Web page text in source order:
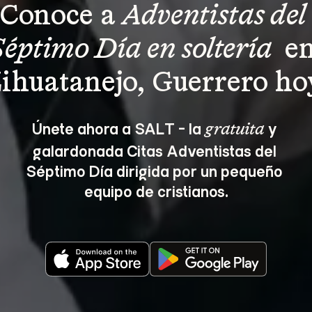
Conoce a Adventistas del
Día en soltería
Guerrero
Únete ahora a SALT - la gratuita y
galardonada Citas Adventistas del
Séptimo Día dirigida por un pequeño
equipo de cristianos.